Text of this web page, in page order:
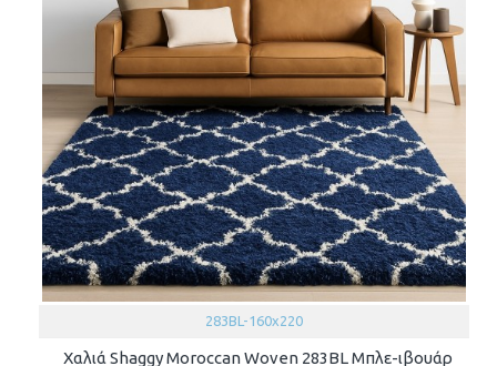
283BL-160x220
Χαλιά Shaggy Moroccan Woven 283BL Μπλε-ιβουάρ